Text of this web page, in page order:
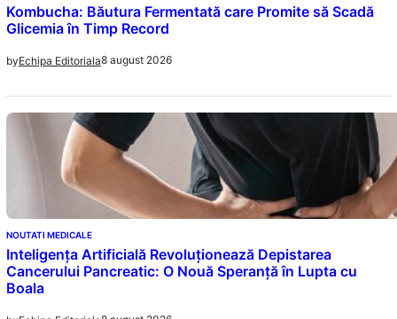
Kombucha: Băutura Fermentată care Promite să Scadă
Glicemia în Timp Record
byEchipa Editoriala8 august 2026
NOUTATI MEDICALE
Inteligența Artificială Revoluționează Depistarea
Cancerului Pancreatic: O Nouă Speranță în Lupta cu
Boala